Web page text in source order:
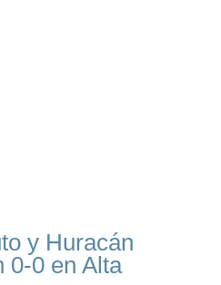
y Huracán
0-0 en Alta